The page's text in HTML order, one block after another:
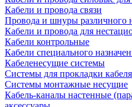
Кабели и провода связи
Провода и шнуры различного
Кабели и провода для
Кабели контрольные
Кабели специального
Кабеленесущие системы
Системы для прокладки кабеля
Системы монтажные несущие
Кабель-каналы настенные